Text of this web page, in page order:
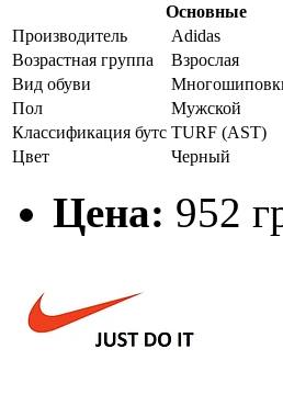
Основные
Производитель
Adidas
Возрастная группа
Взрослая
Вид обуви
Пол
Мужской
Классификация бутс TURF (AST)
Цвет
Черный
Цена: 952